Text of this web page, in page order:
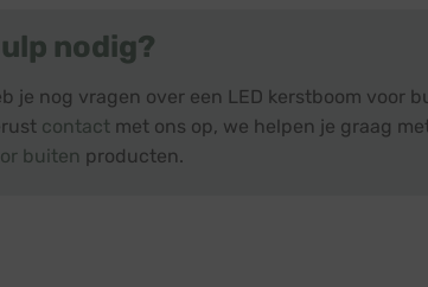
nodig?
je nog vragen over een LED kerstboom voor
contact met ons op, we helpen je graag
buiten producten.